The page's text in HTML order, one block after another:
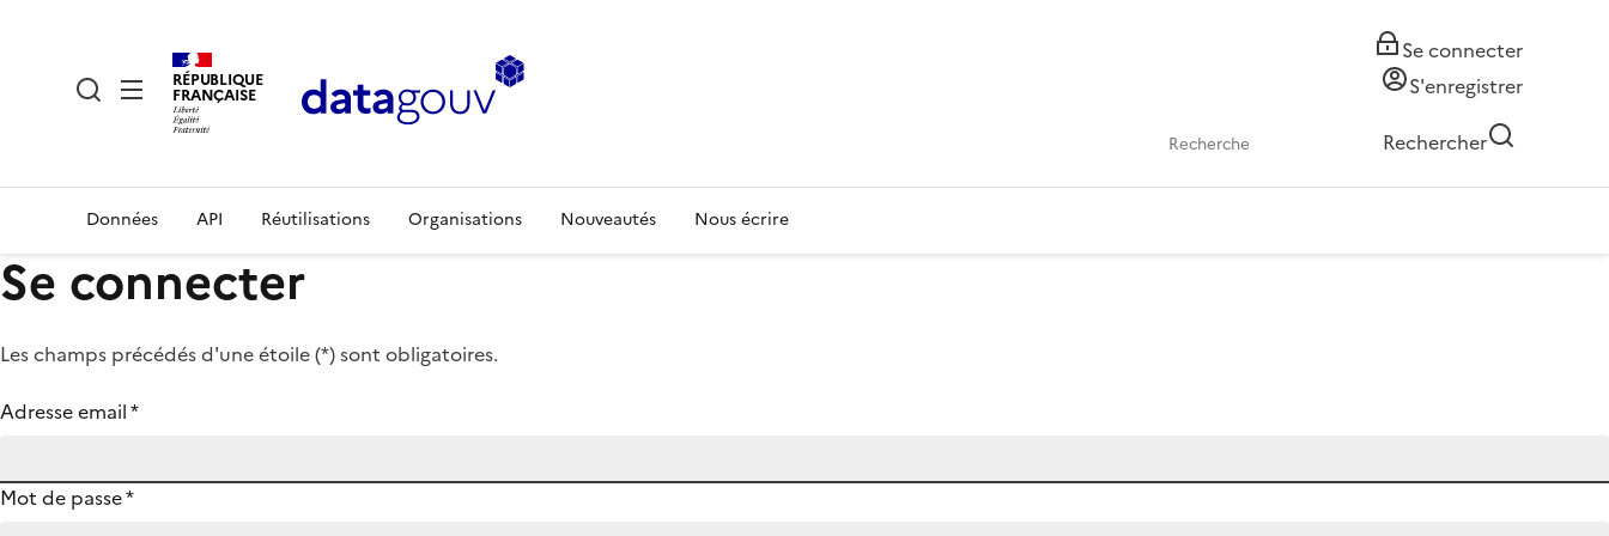
RÉPUBLIQUE
FRANÇAISE
Se connecter
S'enregistrer
Rechercher
Données API Réutilisations Organisations Nouveautés Nous écrire
Se connecter
Les champs précédés d'une étoile (*) sont obligatoires.
Adresse email*
Mot de passe*